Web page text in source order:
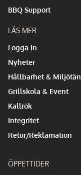
BBQ Support
LÄS MER
Logga in
Nyheter
Hållbarhet &
Grillskola & Event
Kallrök
Integritet
Retur/Reklamation
ÖPPETTIDER